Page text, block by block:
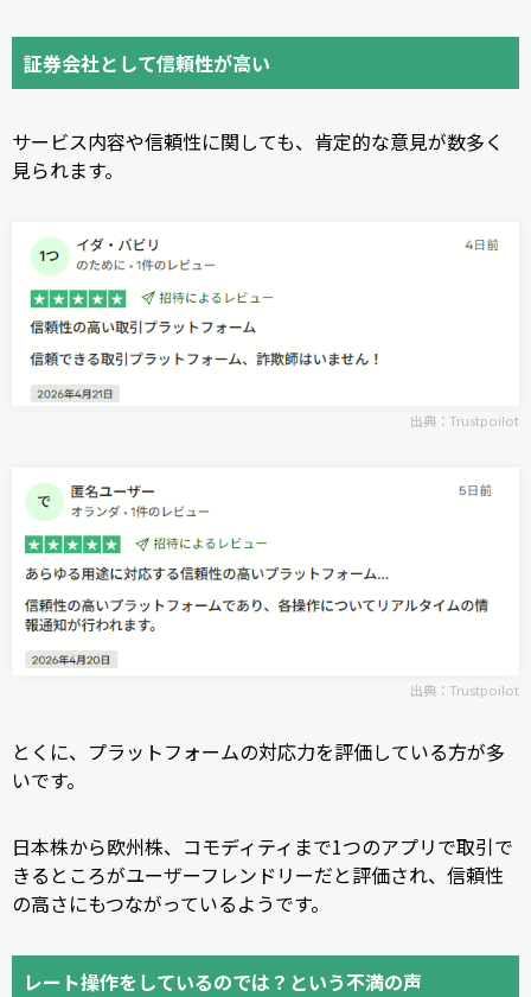
証券会社として信頼性が高い
サービス内容や信頼性に関しても、肯定的な意見が数多く
見られます。
出典： Trustpoilot
出典： Trustpoilot
とくに、プラットフォームの対応力を評価している方が多
いです。
日本株から欧州株、コモディティまで1つのアプリで取引で
きるところがユーザーフレンドリーだと評価され、信頼性
の高さにもつながっているようです。
レート操作をしているのでは？という不満の声